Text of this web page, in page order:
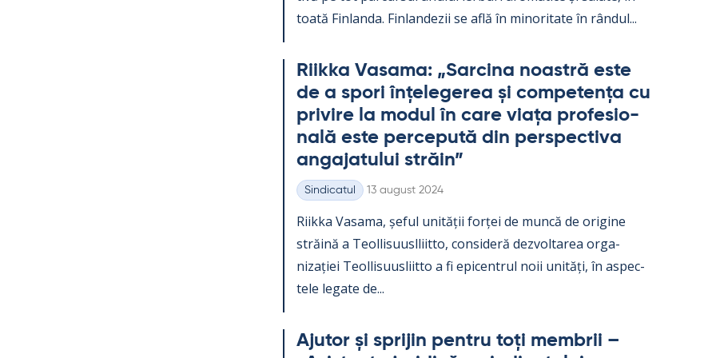
toată Fin­landa. Fin­lan­dezii se află în mi­no­ri­tate în rân­dul...
Riikka Va­sama: „Sarcina noa­stră este
de a spori înțe­le­ge­rea și com­pe­tența cu
pri­vire la mo­dul în care viața pro­fe­sio­
nală este perce­pută din pers­pec­tiva
an­ga­ja­tu­lui străin”
Categorii
Sindicatul Kirjoitettu
13 august 2024
Riikka Va­sama, șe­ful unității forței de muncă de ori­gine
străină a Teol­li­suusl­liitto, con­si­deră dez­vol­ta­rea or­ga­
nizației Teol­li­suus­liitto a fi epicent­rul noii unități, în as­pec­
tele le­gate de...
Aju­tor și spri­jin pentru toți mem­brii –